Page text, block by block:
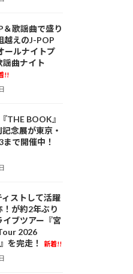
歌謡曲で盛り
越えのJ-POP
ールナイトプ
謡曲ナイト
!!
THE BOOK』
念展が東京・
で開催中！
ストして活躍
！が約2年ぶり
イブツアー『宮
2026
を完走！
新着!!